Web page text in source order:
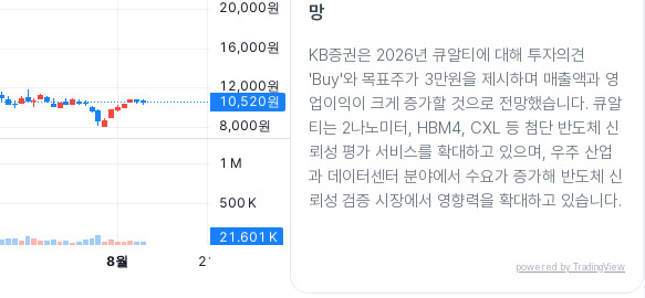
망
KB증권은 2026년 큐알티에 대해 투자의견
'Buy'와 목표주가 3만원을 제시하며 매출액과 영
업이익이 크게 증가할 것으로 전망했습니다. 큐알
티는 2나노미터, HBM4, CXL 등 첨단 반도체 신
뢰성 평가 서비스를 확대하고 있으며, 우주 산업
과 데이터센터 분야에서 수요가 증가해 반도체 신
뢰성 검증 시장에서 영향력을 확대하고 있습니다.
powered by TradingView